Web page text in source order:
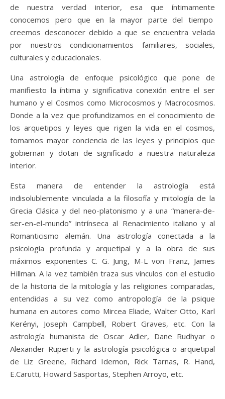
de nuestra verdad interior, esa que íntimamente
conocemos pero que en la mayor parte del tiempo
creemos desconocer debido a que se encuentra velada
por nuestros condicionamientos familiares, sociales,
culturales y educacionales.
Una astrología de enfoque psicológico que pone de
manifiesto la íntima y significativa conexión entre el ser
humano y el Cosmos como Microcosmos y Macrocosmos.
Donde a la vez que profundizamos en el conocimiento de
los arquetipos y leyes que rigen la vida en el cosmos,
tomamos mayor conciencia de las leyes y principios que
gobiernan y dotan de significado a nuestra naturaleza
interior.
Esta manera de entender la astrología está
indisolublemente vinculada a la filosofía y mitología de la
Grecia Clásica y del neo-platonismo y a una “manera-de-
ser-en-el-mundo” intrínseca al Renacimiento italiano y al
Romanticismo alemán. Una astrología conectada a la
psicología profunda y arquetipal y a la obra de sus
máximos exponentes C. G. Jung, M-L von Franz, James
Hillman. A la vez también traza sus vínculos con el estudio
de la historia de la mitología y las religiones comparadas,
entendidas a su vez como antropología de la psique
humana en autores como Mircea Eliade, Walter Otto, Karl
Kerényi, Joseph Campbell, Robert Graves, etc. Con la
astrología humanista de Oscar Adler, Dane Rudhyar o
Alexander Ruperti y la astrología psicológica o arquetipal
de Liz Greene, Richard Idemon, Rick Tarnas, R. Hand,
E.Carutti, Howard Sasportas, Stephen Arroyo, etc.